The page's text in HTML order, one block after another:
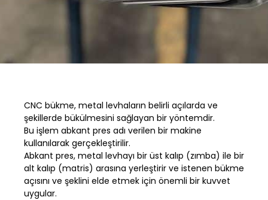
CNC bükme, metal levhaların belirli açılarda ve
şekillerde bükülmesini sağlayan bir yöntemdir.
Bu işlem abkant pres adı verilen bir makine
kullanılarak gerçekleştirilir.
Abkant pres, metal levhayı bir üst kalıp (zımba) ile bir
alt kalıp (matris) arasına yerleştirir ve istenen bükme
açısını ve şeklini elde etmek için önemli bir kuvvet
uygular.